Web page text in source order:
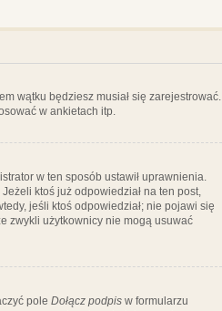
wątku będziesz musiał się zarejestrować.
w ankietach itp.
w ten sposób ustawił uprawnienia.
ktoś już odpowiedział na ten post,
jeśli ktoś odpowiedział; nie pojawi się
zwykli użytkownicy nie mogą usuwać
pole Dołącz podpis w formularzu